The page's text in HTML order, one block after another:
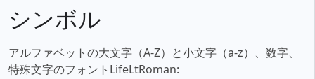
シンボル
アルファベットの大文字（A-Z）と小文字（a-z）、数字、
特殊文字のフォントLifeLtRoman: